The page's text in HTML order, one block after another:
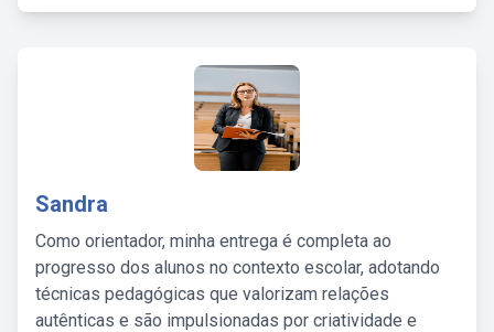
Sandra
Como orientador, minha entrega é completa ao
progresso dos alunos no contexto escolar, adotando
técnicas pedagógicas que valorizam relações
autênticas e são impulsionadas por criatividade e